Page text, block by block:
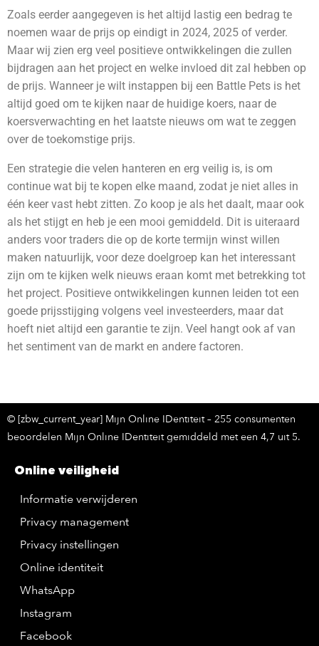
Zoals eerder aangegeven is het altijd lastig een bedrag te
noemen waar de prijs op eindigt in 2024, 2025 of verder.
Maar wij zien erg veel positieve ontwikkelingen die zullen
bijdragen aan het project en welke invloed dit zal hebben op
de prijs. Wanneer je wilt instappen bij een Battle Pets is het
altijd goed om te kijken naar de huidige koers, naar de
koersverwachting en het laatste nieuws om wat te zeggen
over de toekomstige prijs.
Een strategie die velen hanteren en erg veilig is, is om
continue wat bij te kopen elke maand, zodat je niet alles in
één keer vast hebt zitten. Zo koop je als het daalt, maar ook
als het stijgt en heb je een mooi gemiddeld. Dit is uiteraard
anders voor traders die op de korte termijn winst willen
maken natuurlijk, voor deze doelgroep kan het interessant
zijn om te kijken welk nieuws eraan komt met betrekking tot
het project. Positieve ontwikkelingen kunnen leiden tot een
goede prijsstijging volgens veel investeerders, maar dat
hoeft niet altijd een garantie te zijn. Veel hangt ook af van
het sentiment van de markt en andere factoren.
© [zbw_current_year] Mijn Online IDentiteit – 255 consumenten
beoordelen Mijn Online IDentiteit gemiddeld met een 4,7 uit 5.
Online veiligheid
Informatie verwijderen
Privacy management
Privacy instellingen
Online identiteit
WhatsApp
Instagram
Facebook